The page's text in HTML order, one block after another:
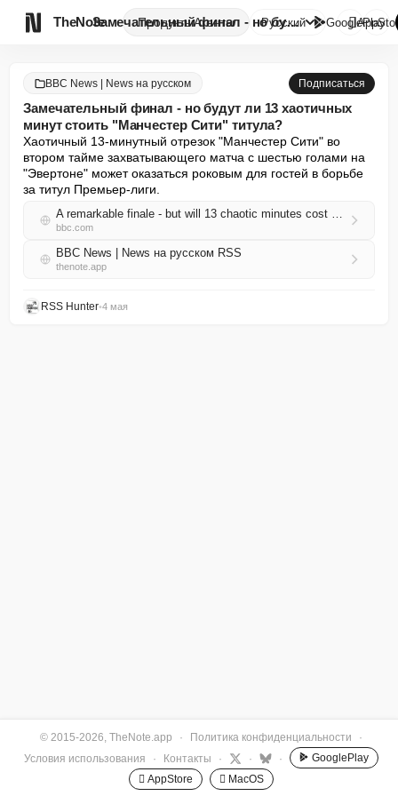
TheNote ПродуктыАгенты Замечательный финал - но будут...
Русский GooglePlay

BBC News | News на русском Подписаться
Замечательный финал - но будут ли 13 хаотичных
минут стоить "Манчестер Сити" титула?
Хаотичный 13-минутный отрезок "Манчестер Сити" во
втором тайме захватывающего матча с шестью голами на
"Эвертоне" может оказаться роковым для гостей в борьбе
за титул Премьер-лиги.
A remarkable finale - but will 13 chaotic minutes cost Man City title?
bbc.com
BBC News | News на русском RSS
thenote.app
RSS Hunter•4 мая
© 2015-2026, TheNote.app · Политика конфиденциальности
·
Условия использования
· Контакты · · ·
GooglePlay
 AppStore
 MacOS